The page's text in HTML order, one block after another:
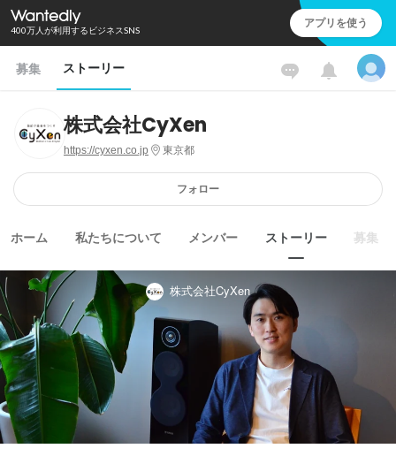
400万人が利用するビジネスSNS アプリを使う
募集 ストーリー
株式会社CyXen
https://cyxen.co.jp 東京都
フォロー
ホーム 私たちについて メンバー ストーリー 募集
株式会社CyXen